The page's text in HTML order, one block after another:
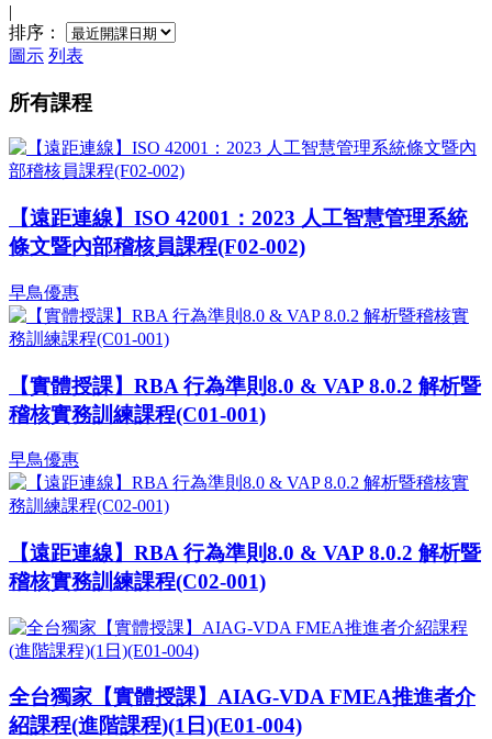
|
排序：
圖示 列表
所有課程
【遠距連線】ISO 42001：2023 人工智慧管理系統
條文暨內部稽核員課程(F02-002)
早鳥優惠
【實體授課】RBA 行為準則8.0 & VAP 8.0.2 解析暨
稽核實務訓練課程(C01-001)
早鳥優惠
【遠距連線】RBA 行為準則8.0 & VAP 8.0.2 解析暨
稽核實務訓練課程(C02-001)
全台獨家【實體授課】AIAG-VDA FMEA推進者介
紹課程(進階課程)(1日)(E01-004)